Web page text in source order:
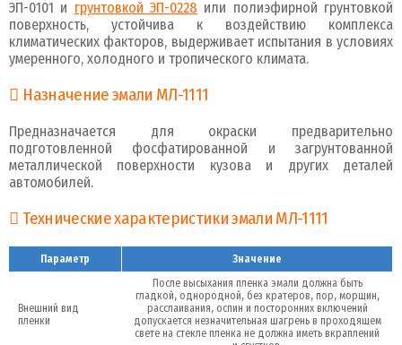
ЭП-0101 и грунтовкой ЭП-0228 или полиэфирной грунтовкой
поверхность, устойчива к воздействию комплекса
климатических факторов, выдерживает испытания в условиях
умеренного, холодного и тропического климата.
Назначение эмали МЛ-1111
Предназначается для окраски предварительно
подготовленной фосфатированной и загрунтованной
металлической поверхности кузова и других дета­лей
автомобилей.
Технические характеристики эмали МЛ-1111
Параметр Значение
Внешний вид
пленки
После высыхания пленка эмали должна быть
гладкой, одно­родной, без кратеров, пор, морщин,
расслаивания, оспин и посторонних включений
допускается незначительная шагрень в проходящем
свете на стекле пленка не должна иметь вкраплений